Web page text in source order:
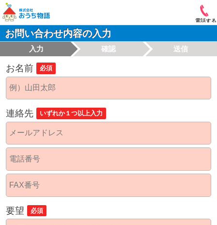
電話する
お問い合わせ内容の入力
入力 確認 送信
お名前 必須
連絡先 いずれか１つ以上入力
要望 必須